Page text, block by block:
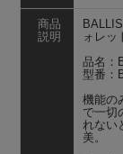
商品
説明
ォレッ
品名：
型番：
機能の
で一切
れない
美。